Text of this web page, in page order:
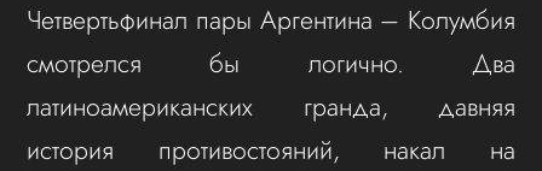
Четвертьфинал пары Аргентина – Колумбия
смотрелся бы логично. Два
латиноамериканских гранда, давняя
история противостояний, накал на